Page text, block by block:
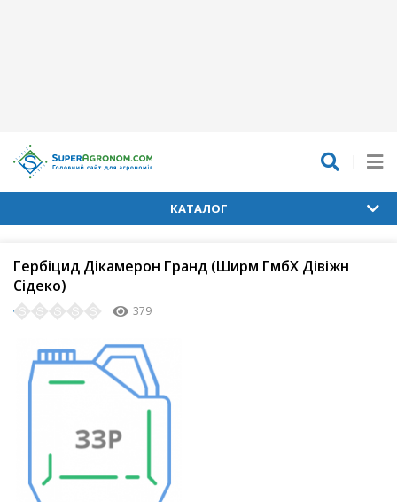
КАТАЛОГ
Гербіцид Дікамерон Гранд (Ширм ГмбХ Дівіжн
Сідеко)
379